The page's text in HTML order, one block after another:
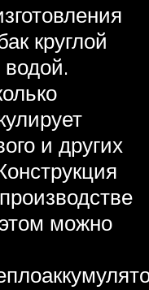
круглой
и других
можно